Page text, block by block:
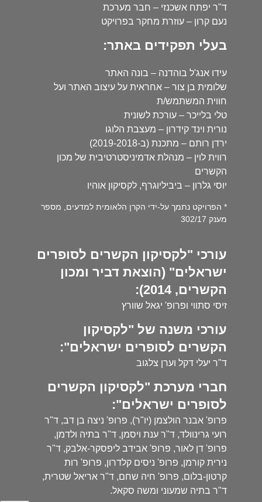
ד"ר יפתח אשכנזי – חבר מערכת
נעם קרון – עוזרת מחקר בפרויקט
בעלי תפקידים באתר:
עידו אנג'ל בוהדנה – בונה האתר
שלומית בן צור – אחראית על עיצוב האתר ועל
חווית המשתמש/ת
טלי בלייכר – עורכת לשונית
נורית וינד קידרון – מעצבת הלוגו
ירדן רותם – מתכנת (ב-2019-2018)
רווית לוין – מנהלת אדמיניסטרטיבית של מכון
הקשרים
יוסי גלרון – ביביליוגרף, לקסיקון אוהיו
* הפרויקט נתמך על-ידי הקרן הלאומית למדעים, מספר
מענק 302/17
עורכי "לקסיקון הקשרים לסופרים
ישראלים" (הוצאת דביר ומכון
הקשרים, 2014):
זיסי סתווי ופרופ' יגאל שוורץ
עורכי משנה של "לקסיקון
הקשרים לסופרים ישראלים":
ד"ר יעלי דקל וערן צלגוב
חברי מערכת "לקסיקון הקשרים
לסופרים ישראלים":
פרופ' אבנר הולצמן (יו"ר), פרופ' ניצה בן דב, ד"ר
רועי גרינוולד, ד"ר ענת ויסמן, ד"ר בתיה ולדמן,
פרופ' דן לאור, פרופ' אבידב ליפסקר-אלבק, ד"ר
נירית קורמן, פרופ' ניסים קלדרון, פרופ' רות
קרטון-בלום, פרופ' חיה שחם, ד"ר אריאל שטרית,
ד"ר בתיה שמעוני ומשה סקאל.